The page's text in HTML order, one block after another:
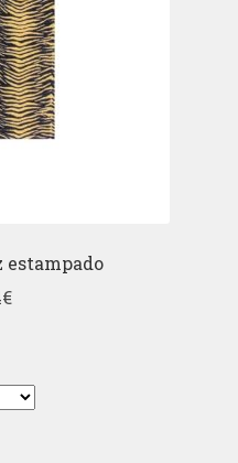
estampado
€